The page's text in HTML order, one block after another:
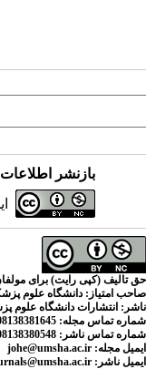
بازنشر اطلاعات
حق تالیف (کپی رایت) برای
صاحب امتیاز: دانشگاه علوم
ناشر: انتشارات دانشگاه علوم
شماره تماس مجله: 08138381645
شماره تماس ناشر:
ایمیل مجله:
ایمیل ناشر: